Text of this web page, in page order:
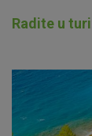
Radite u